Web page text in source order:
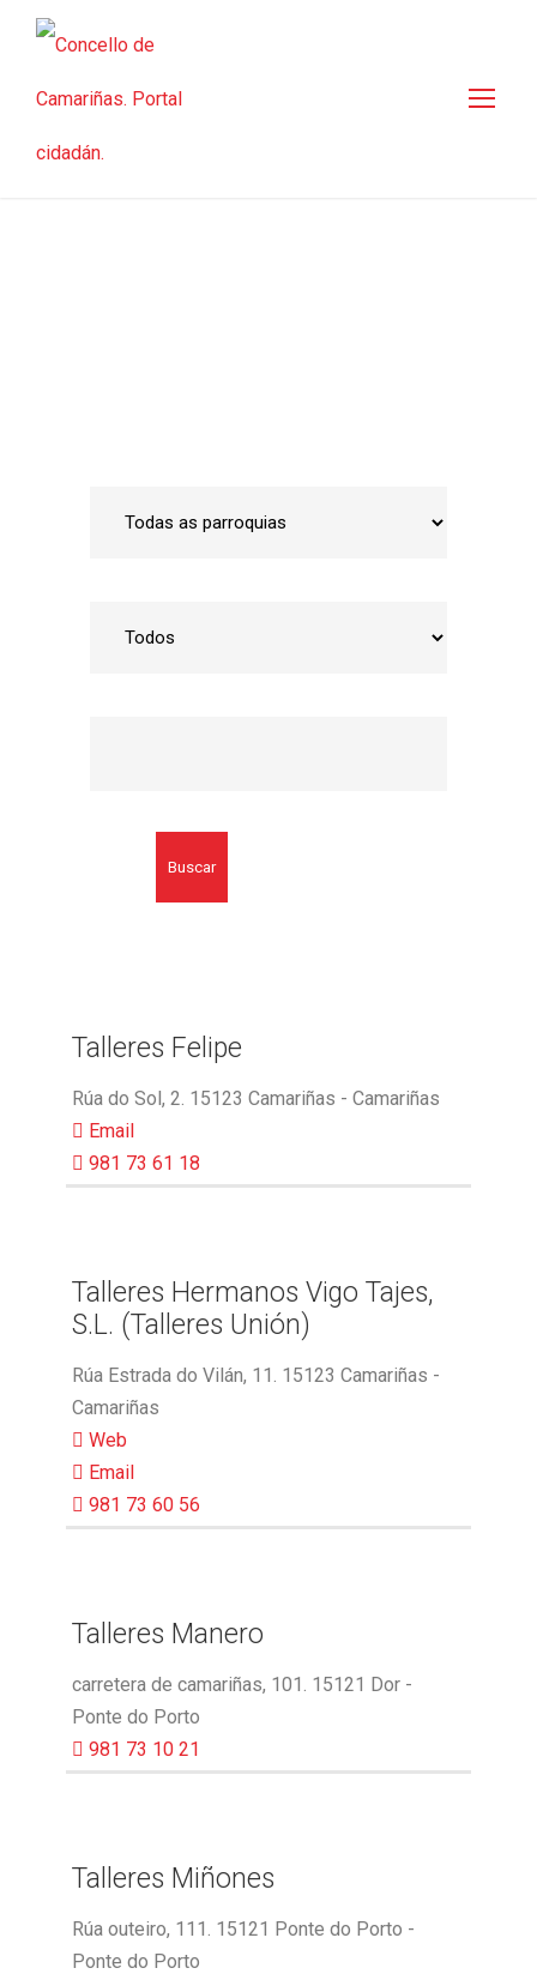
Buscar
Talleres Felipe
Rúa do Sol, 2. 15123 Camariñas - Camariñas
Email
981 73 61 18
Talleres Hermanos Vigo Tajes,
S.L. (Talleres Unión)
Rúa Estrada do Vilán, 11. 15123 Camariñas -
Camariñas
Web
Email
981 73 60 56
Talleres Manero
carretera de camariñas, 101. 15121 Dor -
Ponte do Porto
981 73 10 21
Talleres Miñones
Rúa outeiro, 111. 15121 Ponte do Porto -
Ponte do Porto